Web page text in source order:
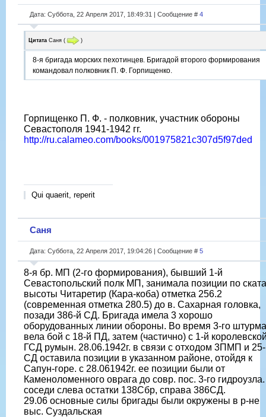
Дата: Суббота, 22 Апреля 2017, 18:49:31 | Сообщение # 4
Цитата Саня ( )
8-я бригада морских пехотинцев. Бригадой второго формирования
командовал полковник П. Ф. Горпищенко.
Горпищенко П. Ф. - полковник, участник обороны
Севастополя 1941-1942 гг.
http://ru.calameo.com/books/001975821c307d5f97ded
Qui quaerit, reperit
Саня
Дата: Суббота, 22 Апреля 2017, 19:04:26 | Сообщение # 5
8-я бр. МП (2-го формирования), бывший 1-й
Севастопольский полк МП, занимала позиции по
высоты Читаретир (Кара-коба) отметка 256.2
(современная отметка 280.5) до в. Сахарная головка,
позади 386-й СД. Бригада имела 3 хорошо
оборудованных линии обороны. Во время 3-го штурма
вела бой с 18-й ПД, затем (частично) с 1-й
ГСД румын. 28.06.1942г. в связи с отходом 3ПМП и
СД оставила позиции в указанном районе, отойдя к
Сапун-горе. с 28.061942г. ее позиции были от
Каменоломенного оврага до совр. пос. 3-го гидроузла.
соседи слева остатки 138Сбр, справа 386СД.
29.06 основные силы бригады были окружены в р-не
выс. Суздальская